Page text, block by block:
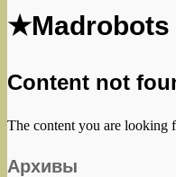
★Madrobots
Content not
The content you are looking
Архивы